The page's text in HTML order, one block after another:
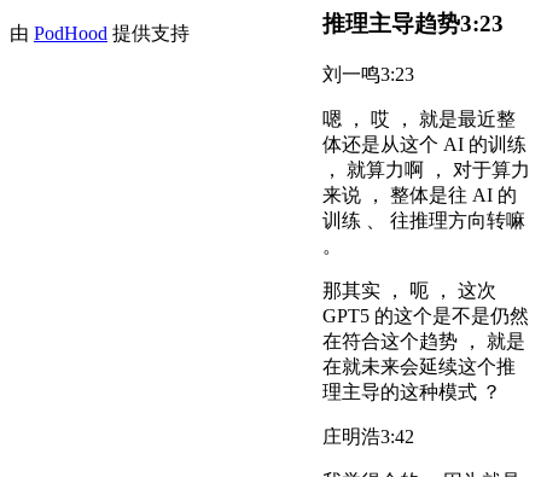
由 PodHood 提供支持 推理主导趋势3:23
刘一鸣3:23
嗯 ， 哎 ， 就是最近整
体还是从这个 AI 的训练
， 就算力啊 ， 对于算力
来说 ， 整体是往 AI 的
训练 、 往推理方向转嘛
。
那其实 ， 呃 ， 这次
GPT5 的这个是不是仍然
在符合这个趋势 ， 就是
在就未来会延续这个推
理主导的这种模式 ？
庄明浩3:42